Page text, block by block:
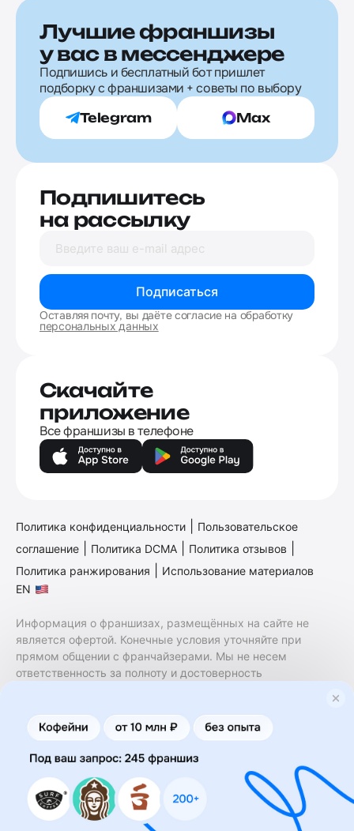
Лучшие франшизы
у вас в мессенджере
Подпишись и бесплатный бот пришлет
подборку с франшизами + советы по выбору
Telegram Max
Подпишитесь
на рассылку
Подписаться
Оставляя почту, вы даёте согласие на обработку
персональных данных
Скачайте
приложение
Все франшизы в телефоне
Политика конфиденциальности
Пользовательское
соглашение
Политика DCMA Политика отзывов
Политика ранжирования
Использование материалов
EN
Информация о франшизах, размещённых на сайте не
является офертой. Конечные условия уточняйте при
прямом общении с франчайзерами. Мы не несем
ответственность за полноту и достоверность
финансовые услуги. Заключение договоров
коммерческой концессии (франчайзинга) осуществляется
правообладателями/их представителями. Бизнесменс.ру
не является посредником или представителем
правообладателя и не несет ответственность за условия
предоставления франшизы и действия лиц,
осуществленные на основании информации, имеющейся